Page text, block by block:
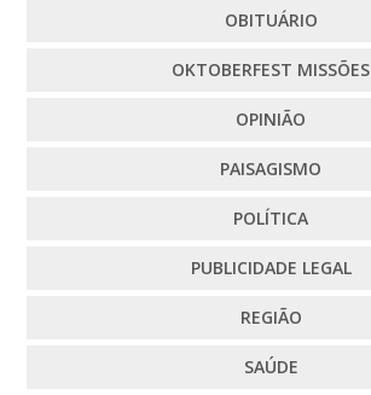
OBITUÁRIO
OKTOBERFEST MISSÕES
OPINIÃO
PAISAGISMO
POLÍTICA
PUBLICIDADE LEGAL
REGIÃO
SAÚDE